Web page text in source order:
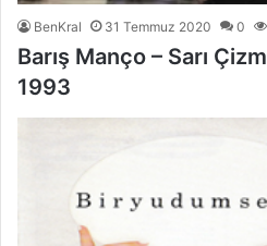
BenKral 31 Temmuz 2020 0
Barış Manço – Sarı
1993